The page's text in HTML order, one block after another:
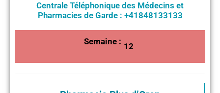
Centrale Téléphonique des Médecins et
Pharmacies de Garde : +41848133133
Semaine : 12